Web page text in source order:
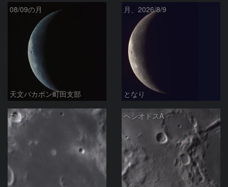
08/09の月
天文バカボン町田支部
月、2026/8/9
となり
マルト ヘシオドスA